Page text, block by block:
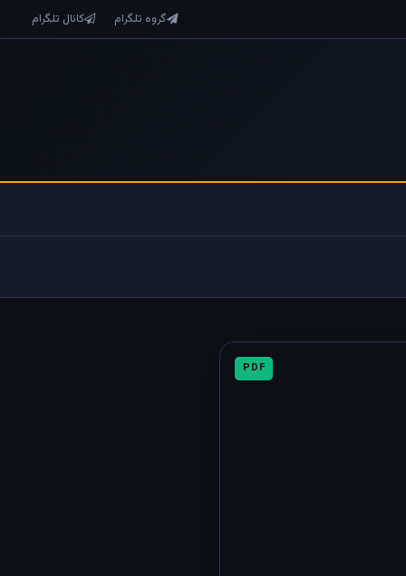
گروه تلگرام کانال تلگرام
PDF